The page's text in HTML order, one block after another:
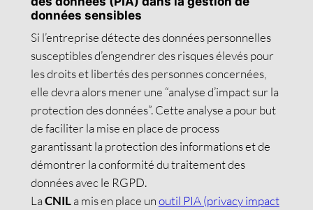
données sensibles
Si l’entreprise détecte des données personnelles
susceptibles d’engendrer des risques élevés pour
les droits et libertés des personnes concernées,
elle devra alors mener une “analyse d’impact sur la
protection des données”. Cette analyse a pour but
de faciliter la mise en place de process
garantissant la protection des informations et de
démontrer la conformité du traitement des
données avec le RGPD.
LaCNILa mis en place unoutil PIA (privacy impact